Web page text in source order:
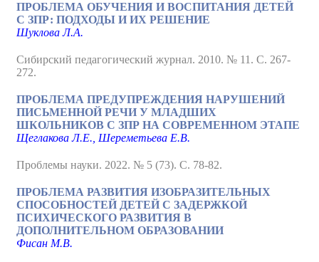
ПРОБЛЕМА ОБУЧЕНИЯ И ВОСПИТАНИЯ ДЕТЕЙ
С ЗПР: ПОДХОДЫ И ИХ РЕШЕНИЕ
Шуклова Л.А.
Сибирский педагогический журнал. 2010. № 11. С. 267-
272.
ПРОБЛЕМА ПРЕДУПРЕЖДЕНИЯ НАРУШЕНИЙ
ПИСЬМЕННОЙ РЕЧИ У МЛАДШИХ
ШКОЛЬНИКОВ С ЗПР НА СОВРЕМЕННОМ ЭТАПЕ
Щеглакова Л.Е., Шереметьева Е.В.
Проблемы науки. 2022. № 5 (73). С. 78-82.
ПРОБЛЕМА РАЗВИТИЯ ИЗОБРАЗИТЕЛЬНЫХ
СПОСОБНОСТЕЙ ДЕТЕЙ С ЗАДЕРЖКОЙ
ПСИХИЧЕСКОГО РАЗВИТИЯ В
ДОПОЛНИТЕЛЬНОМ ОБРАЗОВАНИИ
Фисан М.В.